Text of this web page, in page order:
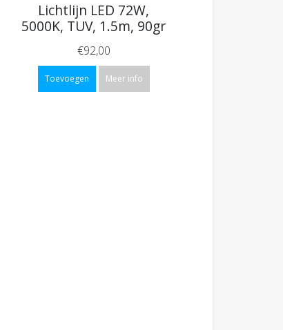
Lichtlijn LED 72W,
5000K, TUV, 1.5m, 90gr
€92,00
Toevoegen Meer info